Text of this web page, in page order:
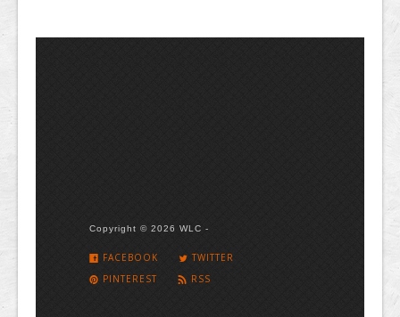
Copyright © 2026 WLC -
FACEBOOK
TWITTER
PINTEREST
RSS